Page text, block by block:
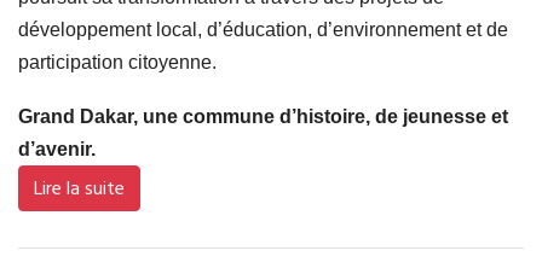
développement local, d’éducation, d’environnement et de
participation citoyenne.
Grand Dakar, une commune d’histoire, de jeunesse et
d’avenir.
Lire la suite